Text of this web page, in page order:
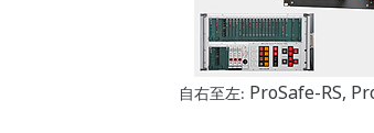
自右至左: ProSafe-RS,